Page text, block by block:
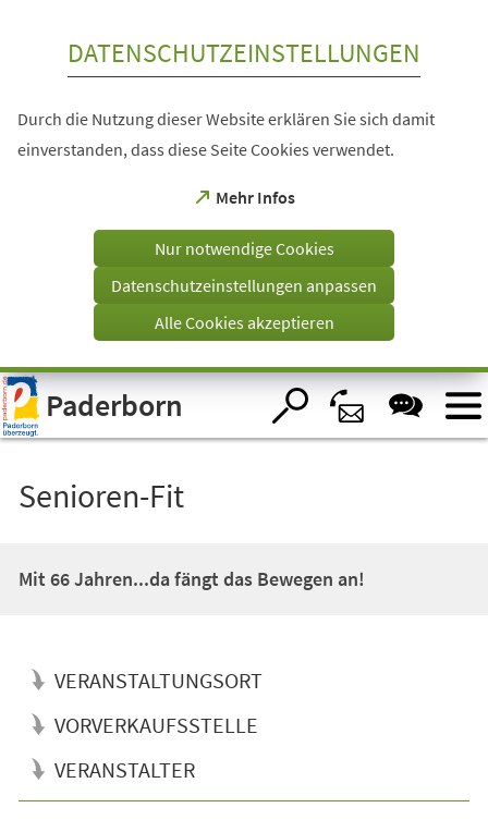
Visuelle
Assistenzsoftware
öffnen.
DATENSCHUTZEINSTELLUNGEN
Durch die Nutzung dieser Website erklären Sie sich damit
einverstanden, dass diese Seite Cookies verwendet.
Mehr Infos
(Öffnet
einem
Tab)
Nur notwendige Cookies
Datenschutzeinstellungen anpassen
Alle Cookies akzeptieren
Paderborn
Senioren-Fit
Mit 66 Jahren...da fängt das Bewegen an!
VERANSTALTUNGSORT
VORVERKAUFSSTELLE
VERANSTALTER